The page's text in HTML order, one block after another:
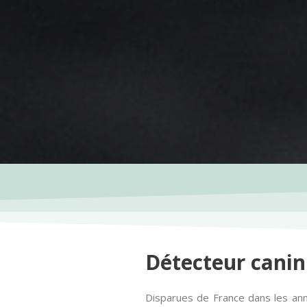
Détecteur
Disparues de France dans les